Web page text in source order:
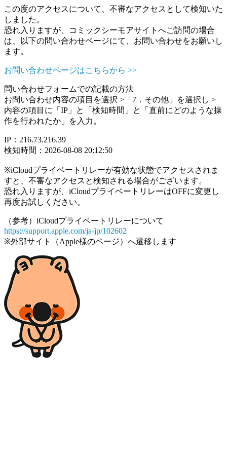
この度のアクセスについて、不審なアクセスとして検知いた
しました。
恐れ入りますが、コミックシーモアサイトへご訪問の場合
は、以下の問い合わせページにて、お問い合わせをお願いし
ます。
お問い合わせページはこちらから >>
問い合わせフォームでの記載の方法
お問い合わせ内容の項目を選択 >「7．その他」を選択し >
内容の項目に「IP」と「検知時間」と「直前にどのような操
作を行われたか」を入力。
IP：216.73.216.39
検知時間：2026-08-08 20:12:50
※iCloudプライベートリレーが有効な状態でアクセスされま
すと、不審なアクセスと検知される場合がございます。
恐れ入りますが、iCloudプライベートリレーはOFFに変更し
再度お試しください。
（参考）iCloudプライベートリレーについて
https://support.apple.com/ja-jp/102602
※外部サイト（Apple様のページ）へ遷移します